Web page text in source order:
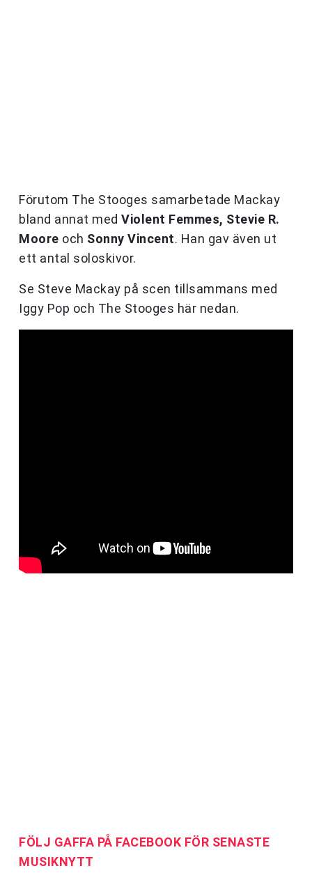
Förutom The Stooges samarbetade Mackay
bland annat med Violent Femmes, Stevie R.
Moore och Sonny Vincent. Han gav även ut
ett antal soloskivor.
Se Steve Mackay på scen tillsammans med
Iggy Pop och The Stooges här nedan.
FÖLJ GAFFA PÅ FACEBOOK FÖR SENASTE
MUSIKNYTT